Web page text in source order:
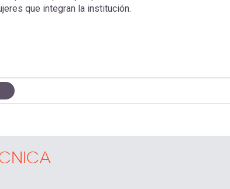
que integran la institución.